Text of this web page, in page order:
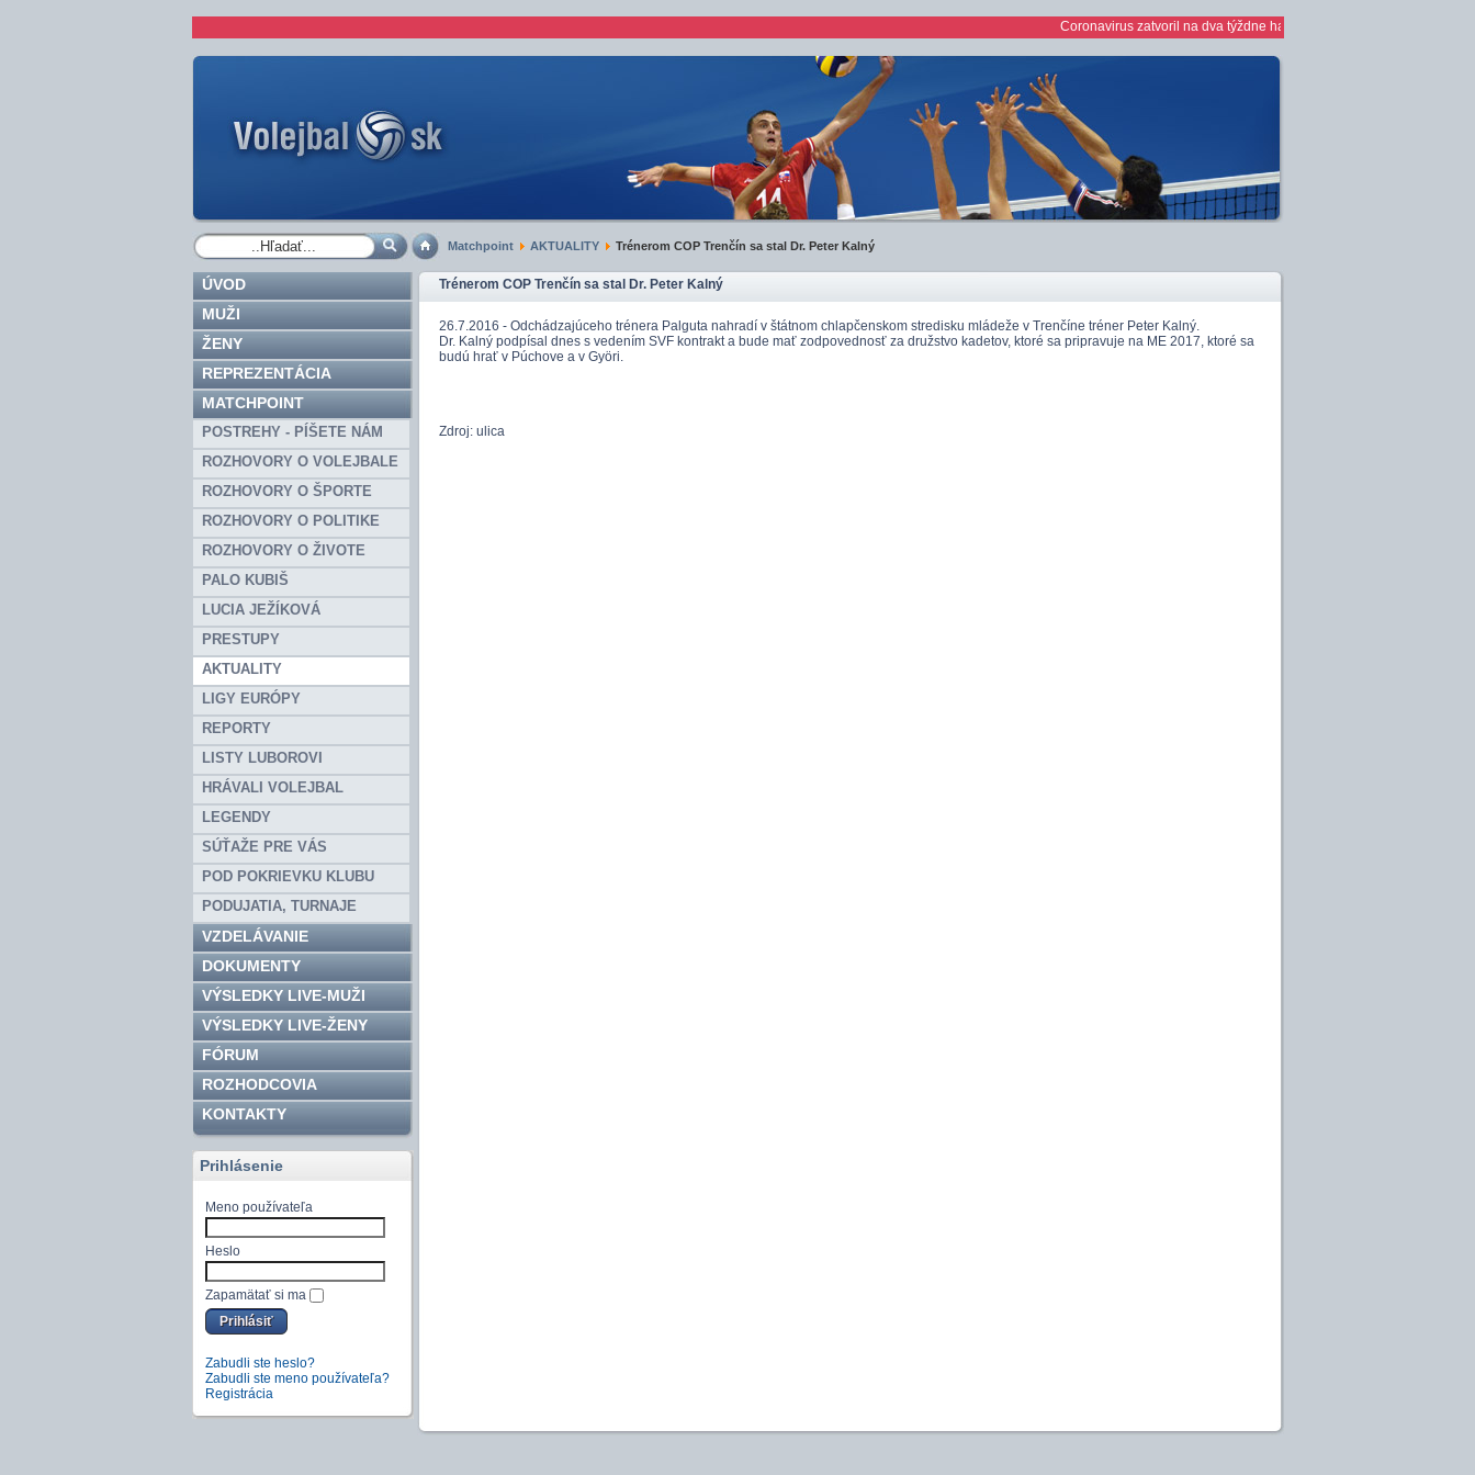
Coronavirus zatvoril na dva týždne haly *** 1/2 finále play off žien ***
Matchpoint AKTUALITY Trénerom COP Trenčín sa stal Dr. Peter Kalný
ÚVOD
MUŽI
ŽENY
REPREZENTÁCIA
MATCHPOINT
POSTREHY - PÍŠETE NÁM
ROZHOVORY O VOLEJBALE
ROZHOVORY O ŠPORTE
ROZHOVORY O POLITIKE
ROZHOVORY O ŽIVOTE
PALO KUBIŠ
LUCIA JEŽÍKOVÁ
PRESTUPY
AKTUALITY
LIGY EURÓPY
REPORTY
LISTY LUBOROVI
HRÁVALI VOLEJBAL
LEGENDY
SÚŤAŽE PRE VÁS
POD POKRIEVKU KLUBU
PODUJATIA, TURNAJE
VZDELÁVANIE
DOKUMENTY
VÝSLEDKY LIVE-MUŽI
VÝSLEDKY LIVE-ŽENY
FÓRUM
ROZHODCOVIA
KONTAKTY
Prihlásenie
Meno používateľa
Heslo
Zapamätať si ma
Zabudli ste heslo?
Zabudli ste meno používateľa?
Registrácia
Trénerom COP Trenčín sa stal Dr. Peter Kalný
26.7.2016 - Odchádzajúceho trénera Palguta nahradí v štátnom chlapčenskom stredisku mládeže v Trenčíne tréner Peter Kalný.
Dr. Kalný podpísal dnes s vedením SVF kontrakt a bude mať zodpovednosť za družstvo kadetov, ktoré sa pripravuje na ME 2017, ktoré sa
budú hrať v Púchove a v Györi.
Zdroj: ulica